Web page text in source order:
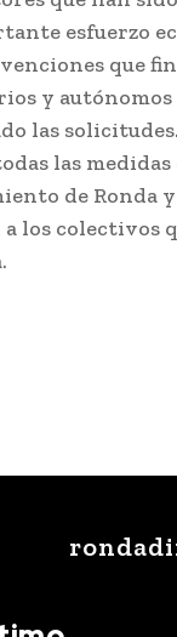
esfuerzo
que
y
las
las medidas
de Ronda
a los colectivos